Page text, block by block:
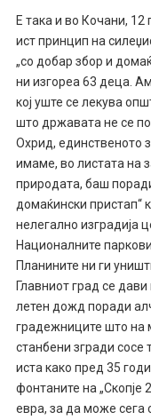
Е така и во Кочани, 12
ист принцип на
„со добар збор и
ни изгореа 63 деца.
кој уште се лекува
што државата не се
Охрид, единственото
имаме, во листата на
природата, баш
домаќински пристап“
нелегално изградија
Националните
Планините ни ги
Главниот град се
летен дожд поради
градежниците што на
станбени згради сосе
иста како пред 35
фонтаните на „Скопје
евра, за да може сега